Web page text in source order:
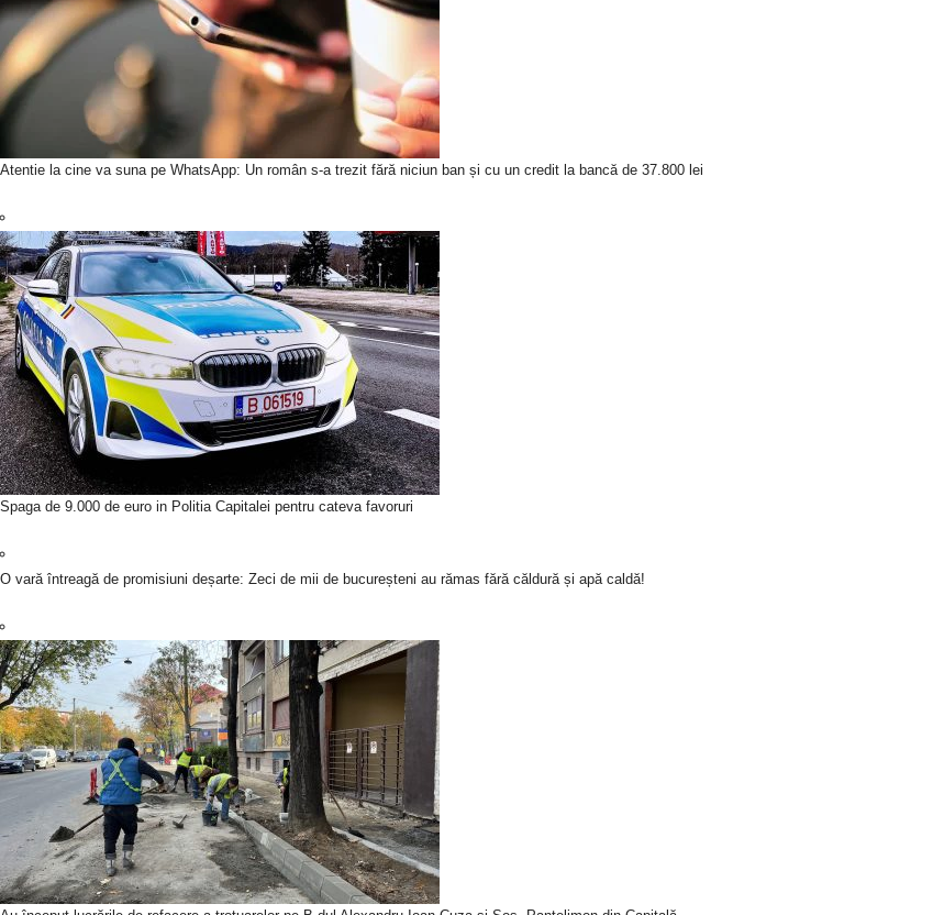
Atentie la cine va suna pe WhatsApp: Un român s-a trezit fără niciun ban și cu un credit la bancă de 37.800 lei
Spaga de 9.000 de euro in Politia Capitalei pentru cateva favoruri
O vară întreagă de promisiuni deșarte: Zeci de mii de bucureșteni au rămas fără căldură și apă caldă!